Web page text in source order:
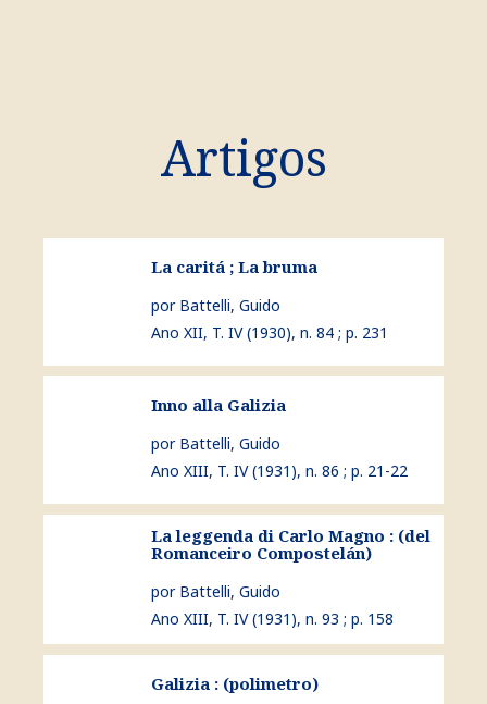
Artigos
ver La caritá ; La brumaLa caritá ; La bruma
por Battelli, Guido
Ano XII, T. IV (1930), n. 84 ; p. 231
ver Inno alla GaliziaInno alla Galizia
por Battelli, Guido
Ano XIII, T. IV (1931), n. 86 ; p. 21-22
ver La leggenda di Carlo Magno : (del Romanceiro
La leggenda di Carlo Magno : (del
Romanceiro Compostelán)
por Battelli, Guido
Ano XIII, T. IV (1931), n. 93 ; p. 158
ver Galizia : (polimetro)Galizia : (polimetro)